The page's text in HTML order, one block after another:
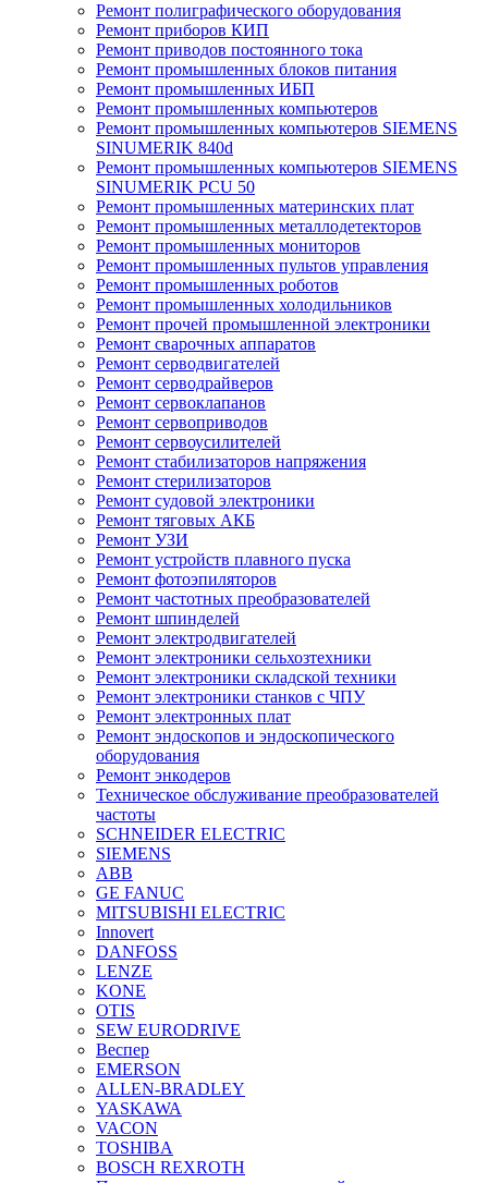
Ремонт полиграфического оборудования
Ремонт приборов КИП
Ремонт приводов постоянного тока
Ремонт промышленных блоков питания
Ремонт промышленных ИБП
Ремонт промышленных компьютеров
Ремонт промышленных компьютеров SIEMENS
SINUMERIK 840d
Ремонт промышленных компьютеров SIEMENS
SINUMERIK PCU 50
Ремонт промышленных материнских плат
Ремонт промышленных металлодетекторов
Ремонт промышленных мониторов
Ремонт промышленных пультов управления
Ремонт промышленных роботов
Ремонт промышленных холодильников
Ремонт прочей промышленной электроники
Ремонт сварочных аппаратов
Ремонт серводвигателей
Ремонт серводрайверов
Ремонт сервоклапанов
Ремонт сервоприводов
Ремонт сервоусилителей
Ремонт стабилизаторов напряжения
Ремонт стерилизаторов
Ремонт судовой электроники
Ремонт тяговых АКБ
Ремонт УЗИ
Ремонт устройств плавного пуска
Ремонт фотоэпиляторов
Ремонт частотных преобразователей
Ремонт шпинделей
Ремонт электродвигателей
Ремонт электроники сельхозтехники
Ремонт электроники складской техники
Ремонт электроники станков с ЧПУ
Ремонт электронных плат
Ремонт эндоскопов и эндоскопического
оборудования
Ремонт энкодеров
Техническое обслуживание преобразователей
частоты
SCHNEIDER ELECTRIC
SIEMENS
ABB
GE FANUC
MITSUBISHI ELECTRIC
Innovert
DANFOSS
LENZE
KONE
OTIS
SEW EURODRIVE
Веспер
EMERSON
ALLEN-BRADLEY
YASKAWA
VACON
TOSHIBA
BOSCH REXROTH